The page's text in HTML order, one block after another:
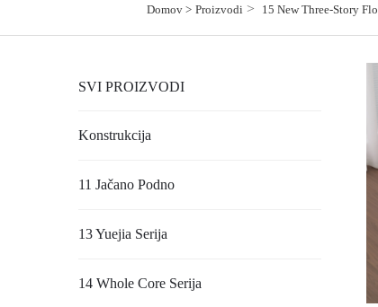
Domov > Proizvodi > 15 New Three-Story
SVI PROIZVODI
Konstrukcija
11 Jačano Podno
13 Yuejia Serija
14 Whole Core Serija